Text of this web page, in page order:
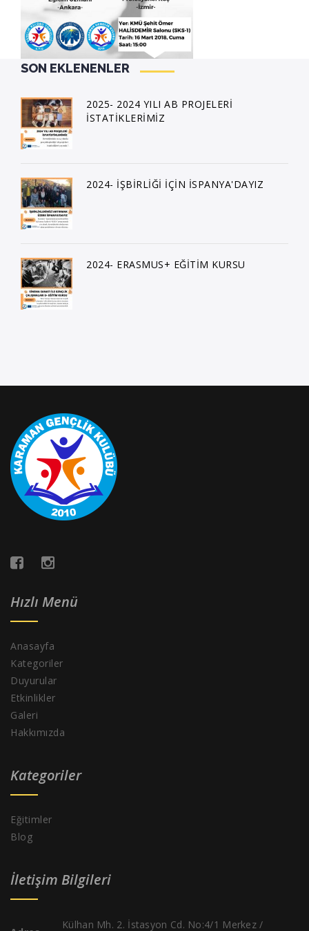
SON EKLENENLER
2025- 2024 YILI AB PROJELERİ
İSTATİKLERİMİZ
2024- İŞBİRLİĞİ İÇİN İSPANYA'DAYIZ
2024- ERASMUS+ EĞİTİM KURSU
Hızlı Menü
Anasayfa
Kategoriler
Duyurular
Etkinlikler
Galeri
Hakkımızda
Kategoriler
Eğitimler
Blog
İletişim Bilgileri
Külhan Mh. 2. İstasyon Cd. No:4/1 Merkez /